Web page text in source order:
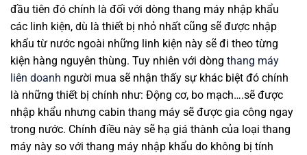
đầu tiên đó chính là đối với dòng thang máy nhập khẩu
các linh kiện, dù là thiết bị nhỏ nhất cũng sẽ được nhập
khẩu từ nước ngoài những linh kiện này sẽ đi theo từng
kiện hàng nguyên thùng. Tuy nhiên với dòng thang máy
liên doanh người mua sẽ nhận thấy sự khác biệt đó chính
là những thiết bị chính như: Động cơ, bo mạch….sẽ được
nhập khẩu nhưng cabin thang máy sẽ được gia công ngay
trong nước. Chính điều này sẽ hạ giá thành của loại thang
máy này so với thang máy nhập khẩu do không bị tính